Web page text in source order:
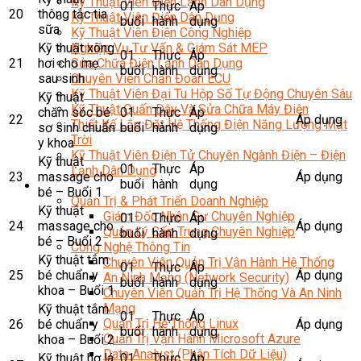
Kỹ Thuật Viên Điện Dân Dụng
Kỹ Thuật Viên Điện Công Nghiệp
Nghiệp Vụ Tư Vấn & Giám Sát MEP
Sửa Chữa Điện Lạnh Dân Dụng
Chuyên Viên Chẩn Đoán ECU
Kỹ Thuật Viên Đại Tu Hộp Số Tự Động Chuyên Sâu
Kỹ Thuật Quấn Dây Và Sửa Chữa Máy Điện
Thiết Kế Lắp Đặt Hệ Thống Điện Năng Lượng Mặt
Trời
Kỹ Thuật Viên Điện Tử Chuyên Ngành Điện – Điện
Lạnh Dân Dụng
Ngành Khác
Quản Trị & Phát Triển Doanh Nghiệp
Giám Đốc Nhân Sự Chuyên Nghiệp
Quản Lý Cấp Trung Chuyên Nghiệp
Công Nghệ Thông Tin
Chuyên Viên Quản Trị Vận Hành Hệ Thống
An Ninh Mạng (Network Security)
Chuyên Viên Quản Trị Hệ Thống Và An Ninh
Mạng
Quản Trị Hệ Thống Linux
Quản Trị Vận Hành Microsoft Azure
Data Analyst (Phân Tích Dữ Liệu)
20
thông tắc tia
sữa
01
buổi
Thực
hành
Áp
dụng
21
Kỹ thuật xông
hơi cho mẹ
sau sinh
01
buổi
Thực
hành
Áp
dụng
22
Kỹ thuật
chăm sóc bé
sơ sinh chuẩn
y khoa
01
buổi
Thực
hành
Áp
dụng
Áp dụng
23
Kỹ thuật
massage cho
bé – Buổi 1
01
buổi
Thực
hành
Áp
dụng
Áp dụng
24
Kỹ thuật
massage cho
bé – Buổi 2
01
buổi
Thực
hành
Áp
dụng
Áp dụng
25
Kỹ thuật tắm
bé chuẩn y
khoa – Buổi 1
01
buổi
Thực
hành
Áp
dụng
Áp dụng
26
Kỹ thuật tắm
bé chuẩn y
khoa – Buổi 2
01
buổi
Thực
hành
Áp
dụng
Áp dụng